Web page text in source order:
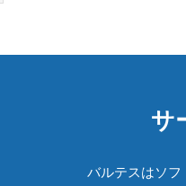
サ
バルテスはソ